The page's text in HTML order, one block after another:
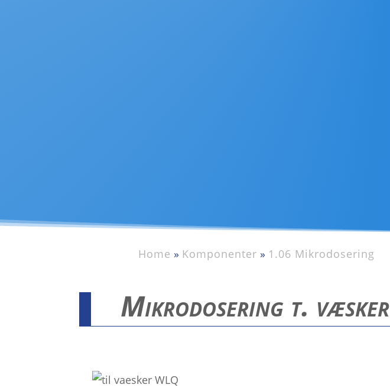
Home » Komponenter » 1.06 Mikrodosering
Mikrodosering t. væsker